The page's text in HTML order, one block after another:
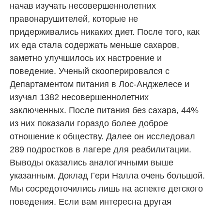
начав изучать несовершеннолетних
правонарушителей, которые не
придерживались никаких диет. После того, как
их еда стала содержать меньше сахаров,
заметно улучшилось их настроение и
поведение. Ученый скооперировался с
Департаментом питания в Лос-Анджелесе и
изучал 1382 несовершеннолетних
заключенных. После питания без сахара, 44%
из них показали гораздо более доброе
отношение к обществу. Далее он исследовал
289 подростков в лагере для реабилитации.
Выводы оказались аналогичными выше
указанным. Доклад Гери Налла очень большой.
Мы сосредоточились лишь на аспекте детского
поведения. Если вам интересна другая